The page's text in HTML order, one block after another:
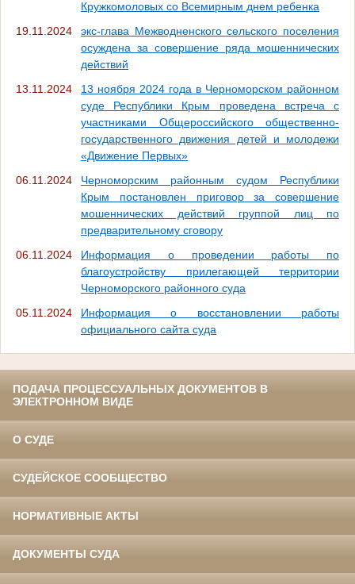
Кружкомоловых со Всемирным днем ребенка
19.11.2024
экс-глава Межводненского сельского поселения
осуждена за совершение ряда мошеннических
действий
13.11.2024
13 ноября 2024 года в Черноморском районном
суде Республики Крым проведена встреча с
участниками Общероссийского общественно-
государственного движения детей и молодежи
«Движение Первых»
06.11.2024
Черноморским районным судом Республики
Крым постановлен приговор за совершение
мошеннических действий группой лиц по
предварительному сговору
06.11.2024
Информация о проведении работы по
благоустройству прилегающей территории
Черноморского районного суда
05.11.2024
Информация о восстановлении работы
официального сайта суда
ПОДАЧА ПРОЦЕССУАЛЬНЫХ ДОКУМЕНТОВ В
ЭЛЕКТРОННОМ ВИДЕ
О СУДЕ
СУДЕЙСКОЕ СООБЩЕСТВО
НОРМАТИВНЫЕ АКТЫ
ДОКУМЕНТЫ СУДА